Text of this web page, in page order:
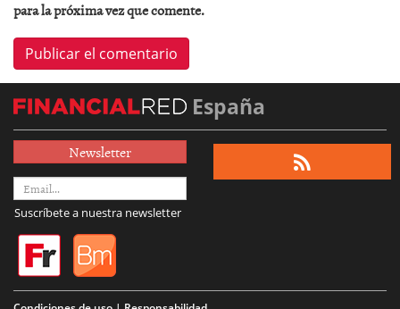
para la próxima vez que comente.
España
Newsletter
Suscríbete a nuestra newsletter